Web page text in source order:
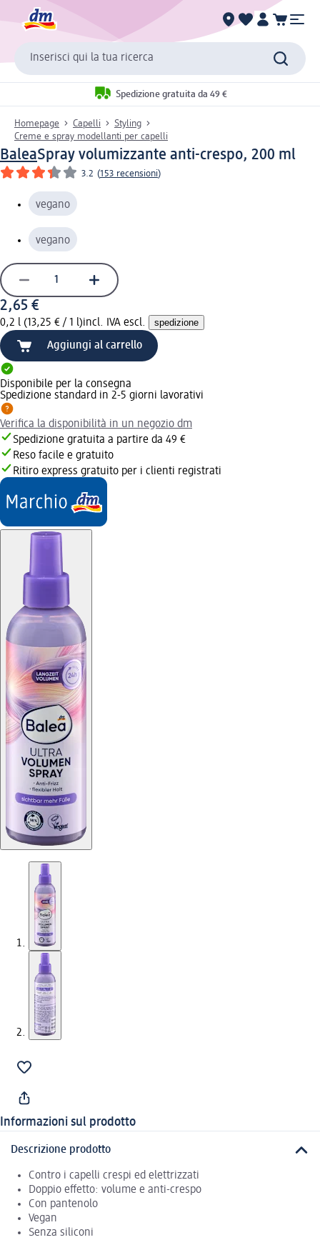
Inserisci qui la tua ricerca
Spedizione gratuita da 49 €
Homepage Capelli
Styling
Creme e spray modellanti per capelli
BaleaSpray volumizzante anti-crespo, 200 ml
3.2 (153 recensioni)
vegano
vegano
2,65 €
0,2 l (13,25 € / 1 l)incl. IVA escl. spedizione
Aggiungi al carrello
Disponibile per la consegna
Spedizione standard in 2-5 giorni lavorativi
Verifica la disponibilità in un negozio dm
Spedizione gratuita a partire da 49 €
Reso facile e gratuito
Ritiro express gratuito per i clienti registrati
Informazioni sul prodotto
Descrizione prodotto
Contro i capelli crespi ed elettrizzati
Doppio effetto: volume e anti-crespo
Con pantenolo
Vegan
Senza siliconi